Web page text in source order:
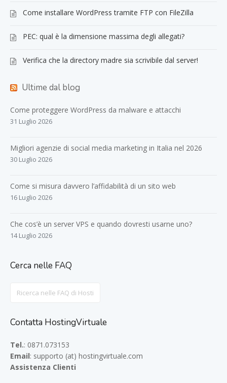
Come installare WordPress tramite FTP con FileZilla
PEC: qual è la dimensione massima degli allegati?
Verifica che la directory madre sia scrivibile dal server!
Ultime dal blog
Come proteggere WordPress da malware e attacchi
31 Luglio 2026
Migliori agenzie di social media marketing in Italia nel 2026
30 Luglio 2026
Come si misura davvero l’affidabilità di un sito web
16 Luglio 2026
Che cos’è un server VPS e quando dovresti usarne uno?
14 Luglio 2026
Cerca nelle FAQ
Contatta HostingVirtuale
Tel.: 0871.073153
Email: supporto (at) hostingvirtuale.com
Assistenza Clienti